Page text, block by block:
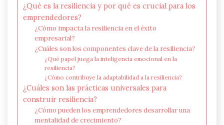
¿Qué es la resiliencia y por qué es crucial para los
emprendedores?
¿Cómo impacta la resiliencia en el éxito
empresarial?
¿Cuáles son los componentes clave de la resiliencia?
¿Qué papel juega la inteligencia emocional en la
resiliencia?
¿Cómo contribuye la adaptabilidad a la resiliencia?
¿Cuáles son las prácticas universales para
construir resiliencia?
¿Cómo pueden los emprendedores desarrollar una
mentalidad de crecimiento?